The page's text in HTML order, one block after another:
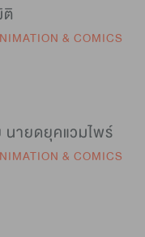
& COMICS
นายดยุคแวมไพร์
& COMICS